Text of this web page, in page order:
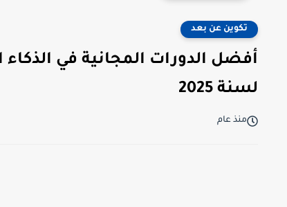
تكوين عن بعد
لسنة 2025
منذ عام